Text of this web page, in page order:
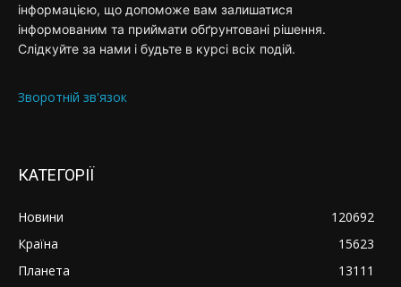
інформацією, що допоможе вам залишатися
інформованим та приймати обґрунтовані рішення.
Слідкуйте за нами і будьте в курсі всіх подій.
Зворотній зв'язок
КАТЕГОРІЇ
Новини
120692
Країна
15623
Планета
13111